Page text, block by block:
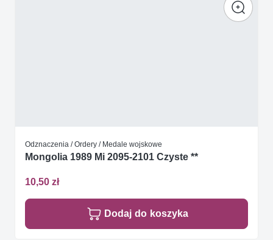
Odznaczenia / Ordery / Medale wojskowe
Mongolia 1989 Mi 2095-2101 Czyste **
10,50 zł
Dodaj do koszyka